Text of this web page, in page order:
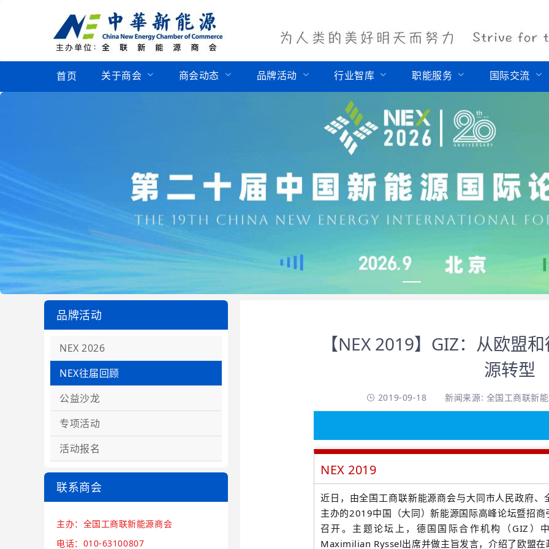
首页 关于商会 商会动态 品牌活动 行业智库 职能服务 国际交流
品牌活动
NEX 2026
NEX往届回顾
公益沙龙
专项活动
活动报名
联系商会
主办：全国工商联新能源商会
电话：010-63100807
【NEX 2019】GIZ：从欧盟
源转型
2019-09-18 新闻来源: 全国工商联新
NEX 2019
近日，由全国工商联新能源商会与大同市人民政府
主办的2019中国（大同）新能源国际高峰论坛暨招
召开。主题论坛上， 德国国际合作机构（GIZ）
Maximilian Ryssel出席并做主旨发言，介绍了 欧盟在